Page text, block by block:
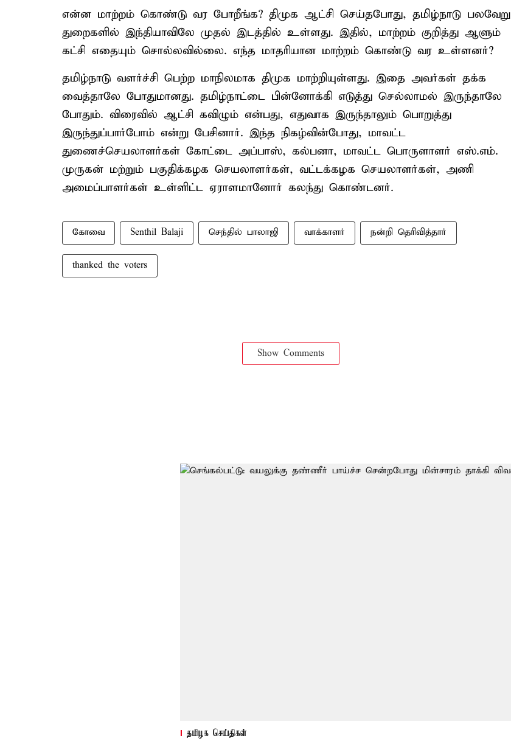
என்ன மாற்றம் கொண்டு வர போறீங்க? திமுக ஆட்சி செய்தபோது, தமிழ்நாடு பலவேறு
துறைகளில் இந்தியாவிலே முதல் இடத்தில் உள்ளது. இதில், மாற்றம் குறித்து ஆளும்
கட்சி எதையும் சொல்லவில்லை. எந்த மாதரியான மாற்றம் கொண்டு வர உள்ளனர்?
தமிழ்நாடு வளர்ச்சி பெற்ற மாநிலமாக திமுக மாற்றியுள்ளது. இதை அவர்கள் தக்க
வைத்தாலே போதுமானது. தமிழ்நாட்டை பின்னோக்கி எடுத்து செல்லாமல் இருந்தாலே
போதும். விரைவில் ஆட்சி கவிழும் என்பது, எதுவாக இருந்தாலும் பொறுத்து
இருந்துப்பார்போம் என்று பேசினார். இந்த நிகழ்வின்போது, மாவட்ட
துணைச்செயலாளர்கள் கோட்டை அப்பாஸ், கல்பனா, மாவட்ட பொருளாளர் எஸ்.எம்.
முருகன் மற்றும் பகுதிக்கழக செயலாளர்கள், வட்டக்கழக செயலாளர்கள், அணி
அமைப்பாளர்கள் உள்ளிட்ட ஏராளமானோர் கலந்து கொண்டனர்.
கோவை Senthil Balaji செந்தில் பாலாஜி வாக்காளர் நன்றி தெரிவித்தார்
thanked the voters
Show Comments
தமிழக செய்திகள்